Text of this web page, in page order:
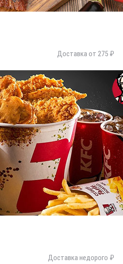
Доставка от 275 ₽
Доставка недорого ₽